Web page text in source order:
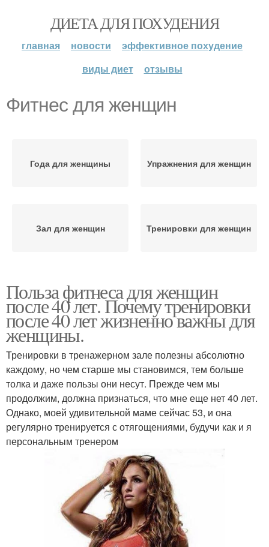
ДИЕТА ДЛЯ ПОХУДЕНИЯ
главная новости
эффективное похудение
виды диет
отзывы
Фитнес для женщин
Года для женщины Упражнения для женщин
Зал для женщин Тренировки для женщин
Польза фитнеса для женщин
после 40 лет. Почему тренировки
после 40 лет жизненно важны для
женщины.
Тренировки в тренажерном зале полезны абсолютно
каждому, но чем старше мы становимся, тем больше
толка и даже пользы они несут. Прежде чем мы
продолжим, должна признаться, что мне еще нет 40 лет.
Однако, моей удивительной маме сейчас 53, и она
регулярно тренируется с отягощениями, будучи как и я
персональным тренером